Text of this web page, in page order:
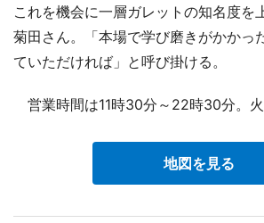
これを機会に一層ガレットの知名度を
菊田さん。「本場で学び磨きがかかっ
ていただければ」と呼び掛ける。
営業時間は11時30分～22時30分。火
地図を見る